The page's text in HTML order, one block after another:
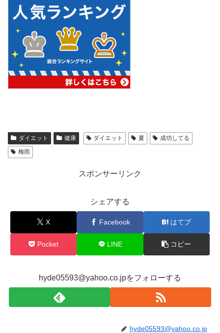
ダイエット 健康 ダイエット 夏
成功してる
梅雨
スポンサーリンク
シェアする
X Facebook はてブ
Pocket LINE コピー
hyde05593@yahoo.co.jpをフォローする
hyde05593@yahoo.co.jp